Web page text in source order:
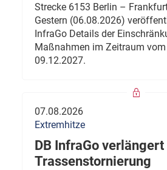
Strecke 6153 Berlin –
Gestern (06.08.2026)
InfraGo Details der
Maßnahmen im Zeitraum
09.12.2027.
07.08.2026
Extremhitze
DB InfraGo
Trassenstornierung